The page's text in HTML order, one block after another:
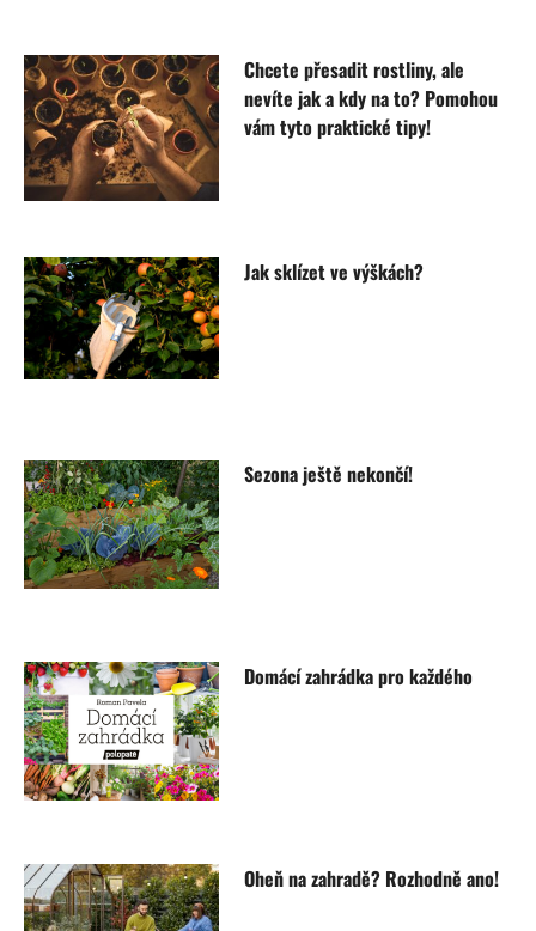
Chcete přesadit rostliny, ale
nevíte jak a kdy na to? Pomohou
vám tyto praktické tipy!
Jak sklízet ve výškách?
Sezona ještě nekončí!
Domácí zahrádka pro každého
Oheň na zahradě? Rozhodně ano!